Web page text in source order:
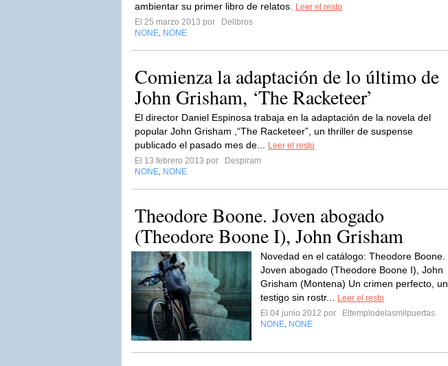
ambientar su primer libro de relatos.
Leer el resto
El 25 marzo 2013 por
Delibros
NONE NONE
Comienza la adaptación de lo último de
John Grisham, ‘The Racketeer’
El director Daniel Espinosa trabaja en la adaptación de la novela del
popular John Grisham ,“The Racketeer”, un thriller de suspense
publicado el pasado mes de...
Leer el resto
El 13 febrero 2013 por
Despiram
NONE NONE
Theodore Boone. Joven abogado
(Theodore Boone I), John Grisham
Novedad en el catálogo: Theodore Boone.
Joven abogado (Theodore Boone I), John
Grisham (Montena) Un crimen perfecto, un
testigo sin rostr...
Leer el resto
El 04 junio 2012 por
Eltemplodelasmilpuertas
NONE NONE